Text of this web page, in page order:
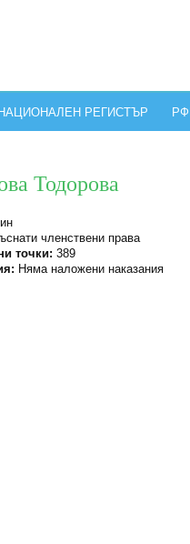
НАЦИОНАЛЕН РЕГИСТЪР
Тодорова
членствени права
точки: 389
Няма наложени наказания